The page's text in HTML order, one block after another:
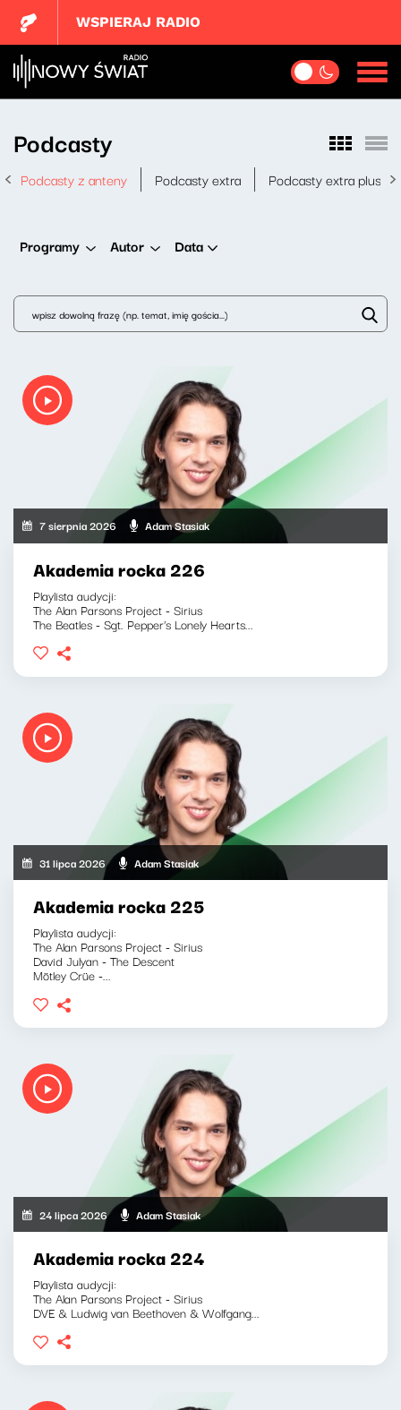
WSPIERAJ RADIO
Podcasty
Podcasty z anteny Podcasty extra Podcasty extra plus
Programy Autor Data
7 sierpnia 2026 Adam Stasiak
Akademia rocka 226
Playlista audycji:
The Alan Parsons Project - Sirius
The Beatles - Sgt. Pepper's Lonely Hearts...
31 lipca 2026 Adam Stasiak
Akademia rocka 225
Playlista audycji:
The Alan Parsons Project - Sirius
David Julyan - The Descent
Mötley Crüe -...
24 lipca 2026 Adam Stasiak
Akademia rocka 224
Playlista audycji:
The Alan Parsons Project - Sirius
DVE & Ludwig van Beethoven & Wolfgang...